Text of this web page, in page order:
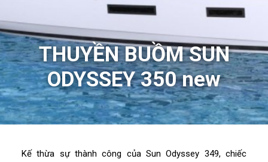
THUYỀN BUỒM SUN
ODYSSEY 350 new
Kế thừa sự thành công của Sun Odyssey 349, chiếc